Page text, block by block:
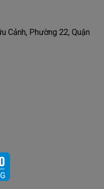
Cảnh, Phường 22, Quận